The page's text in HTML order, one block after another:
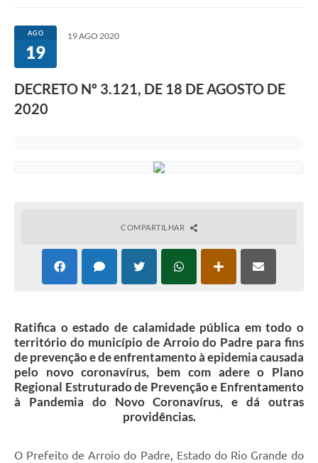
AGO
19
19 AGO 2020
DECRETO Nº 3.121, DE 18 DE AGOSTO DE
2020
COMPARTILHAR
Ratifica o estado de calamidade pública em todo o
território do município de Arroio do Padre para fins
de prevenção e de enfrentamento à epidemia causada
pelo novo coronavírus, bem com adere o Plano
Regional Estruturado de Prevenção e Enfrentamento
à Pandemia do Novo Coronavírus, e dá outras
providências.
O Prefeito de Arroio do Padre, Estado do Rio Grande do